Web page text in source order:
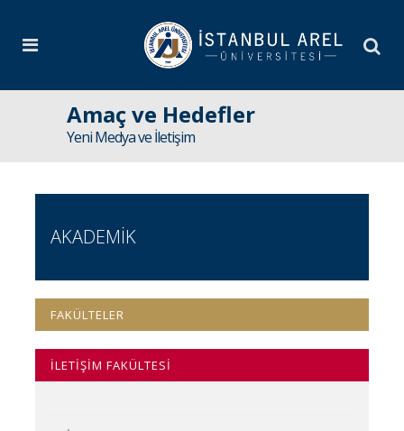
Amaç ve Hedefler
Yeni Medya ve İletişim
AKADEMİK
FAKÜLTELER
İLETİŞİM FAKÜLTESİ